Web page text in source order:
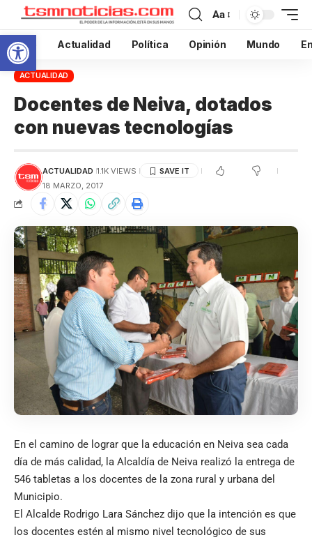
Abrir barra de herramientas
Aa
Inicio Actualidad Política Opinión Mundo
ACTUALIDAD
Docentes de Neiva, dotados
con nuevas tecnologías
ACTUALIDAD 1.1K VIEWS
18 MARZO, 2017
En el camino de lograr que la educación en Neiva sea cada
día de más calidad, la Alcaldía de Neiva realizó la entrega de
546 tabletas a los docentes de la zona rural y urbana del
Municipio.
El Alcalde Rodrigo Lara Sánchez dijo que la intención es que
los docentes estén al mismo nivel tecnológico de sus